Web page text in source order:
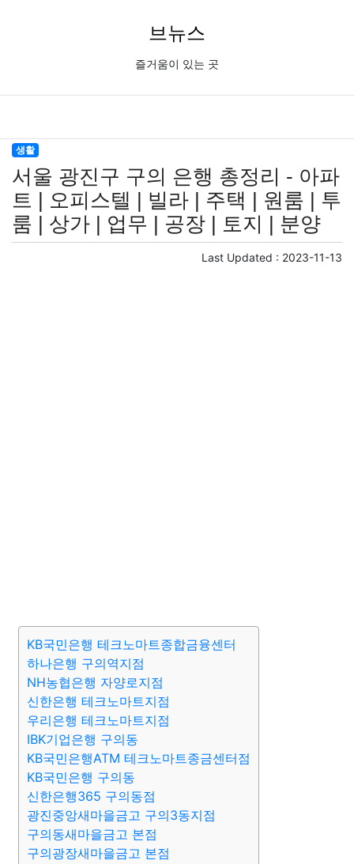
브뉴스
즐거움이 있는 곳
생활
서울 광진구 구의 은행 총정리 - 아파
트 | 오피스텔 | 빌라 | 주택 | 원룸 | 투
룸 | 상가 | 업무 | 공장 | 토지 | 분양
Last Updated : 2023-11-13
KB국민은행 테크노마트종합금융센터
하나은행 구의역지점
NH농협은행 자양로지점
신한은행 테크노마트지점
우리은행 테크노마트지점
IBK기업은행 구의동
KB국민은행ATM 테크노마트종금센터점
KB국민은행 구의동
신한은행365 구의동점
광진중앙새마을금고 구의3동지점
구의동새마을금고 본점
구의광장새마을금고 본점